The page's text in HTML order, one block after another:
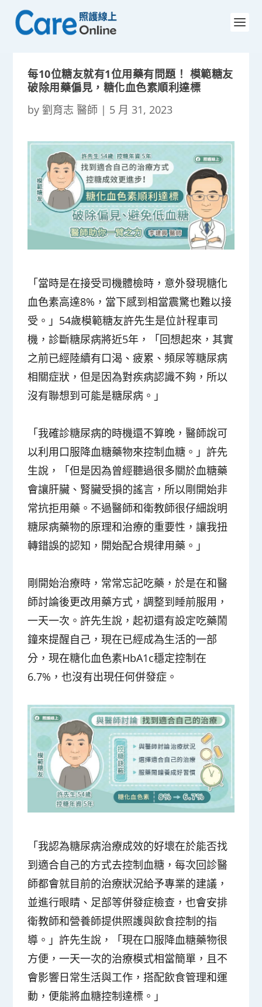
每10位糖友就有1位用藥有問題！ 模範糖友
破除用藥偏見，糖化血色素順利達標
by 劉育志 醫師 | 5 月 31, 2023
「當時是在接受司機體檢時，意外發現糖化
血色素高達8%，當下感到相當震驚也難以接
受。」54歲模範糖友許先生是位計程車司
機，診斷糖尿病將近5年，「回想起來，其實
之前已經陸續有口渴、疲累、頻尿等糖尿病
相關症狀，但是因為對疾病認識不夠，所以
沒有聯想到可能是糖尿病。」
「我確診糖尿病的時機還不算晚，醫師說可
以利用口服降血糖藥物來控制血糖。」許先
生說，「但是因為曾經聽過很多關於血糖藥
會讓肝臟、腎臟受損的謠言，所以剛開始非
常抗拒用藥。不過醫師和衛教師很仔細說明
糖尿病藥物的原理和治療的重要性，讓我扭
轉錯誤的認知，開始配合規律用藥。」
剛開始治療時，常常忘記吃藥，於是在和醫
師討論後更改用藥方式，調整到睡前服用，
一天一次。許先生說，起初還有設定吃藥鬧
鐘來提醒自己，現在已經成為生活的一部
分，現在糖化血色素HbA1c穩定控制在
6.7%，也沒有出現任何併發症。
「我認為糖尿病治療成效的好壞在於能否找
到適合自己的方式去控制血糖，每次回診醫
師都會就目前的治療狀況給予專業的建議，
並進行眼睛、足部等併發症檢查，也會安排
衛教師和營養師提供照護與飲食控制的指
導。」許先生說，「現在口服降血糖藥物很
方便，一天一次的治療模式相當簡單，且不
會影響日常生活與工作，搭配飲食管理和運
動，便能將血糖控制達標。」